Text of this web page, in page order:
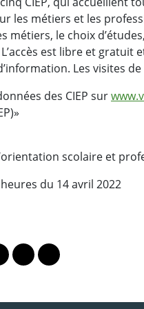
les métiers et les
métiers, le choix
est libre et
Les visites
des CIEP sur
scolaire et
du 14 avril 2022
Mastodon
profil Bluesky
le profil Instagram
vers le profil Linkedin
Lien vers le profil
Lien vers le profil